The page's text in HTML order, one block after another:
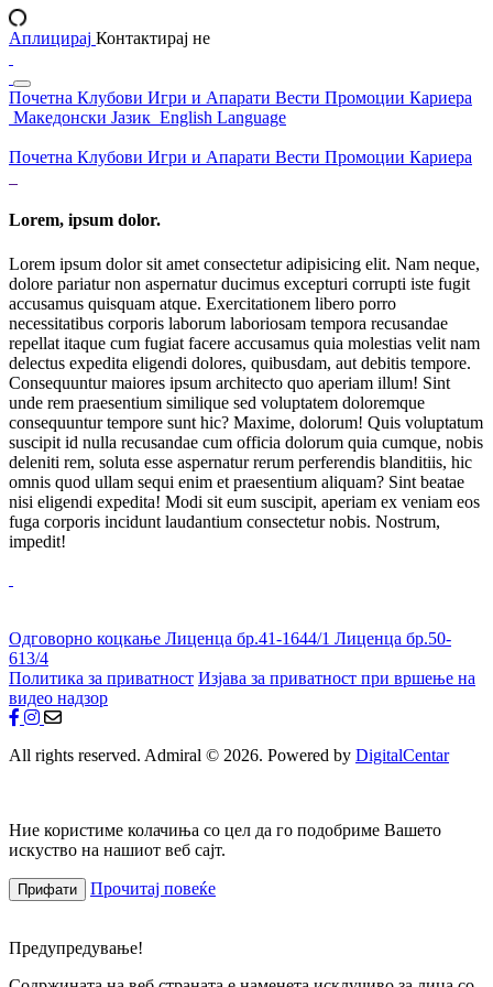
Аплицирај Контактирај не
Почетна Клубови Игри и Апарати Вести Промоции Кариера
Македонски Јазик English Language
Почетна Клубови Игри и Апарати Вести Промоции Кариера
Lorem, ipsum dolor.
Lorem ipsum dolor sit amet consectetur adipisicing elit. Nam neque,
dolore pariatur non aspernatur ducimus excepturi corrupti iste fugit
accusamus quisquam atque. Exercitationem libero porro
necessitatibus corporis laborum laboriosam tempora recusandae
repellat itaque cum fugiat facere accusamus quia molestias velit nam
delectus expedita eligendi dolores, quibusdam, aut debitis tempore.
Consequuntur maiores ipsum architecto quo aperiam illum! Sint
unde rem praesentium similique sed voluptatem doloremque
consequuntur tempore sunt hic? Maxime, dolorum! Quis voluptatum
suscipit id nulla recusandae cum officia dolorum quia cumque, nobis
deleniti rem, soluta esse aspernatur rerum perferendis blanditiis, hic
omnis quod ullam sequi enim et praesentium aliquam? Sint beatae
nisi eligendi expedita! Modi sit eum suscipit, aperiam ex veniam eos
fuga corporis incidunt laudantium consectetur nobis. Nostrum,
impedit!
Одговорно коцкање Лиценца бр.41-1644/1 Лиценца бр.50-
613/4
Политика за приватност Изјава за приватност при вршење на
видео надзор
All rights reserved. Admiral © 2026. Powered by DigitalCentar
Ние користиме колачиња со цел да го подобриме Вашето
искуство на нашиот веб сајт.
Прифати Прочитај повеќе
Предупредување!